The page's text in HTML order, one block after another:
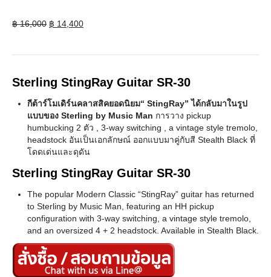
฿16,000 Original
฿ 14,400Current
Sterling StingRay Guitar SR-30
กีต้าร์โมเดิร์นคลาสสิคยอดนิยม“ StingRay” ได้กลับมาในรูป
แบบของ Sterling by Music Man การวาง pickup
humbucking 2 ตัว , 3-way switching , a vintage style tremolo,
headstock อันเป็นเอกลักษณ์ ออกแบบมาคู่กับสี Stealth Black ที่
โดดเด่นและดุดัน
Sterling StingRay Guitar SR-30
The popular Modern Classic “StingRay” guitar has returned
to Sterling by Music Man, featuring an HH pickup
configuration with 3-way switching, a vintage style tremolo,
and an oversized 4 + 2 headstock. Available in Stealth Black.